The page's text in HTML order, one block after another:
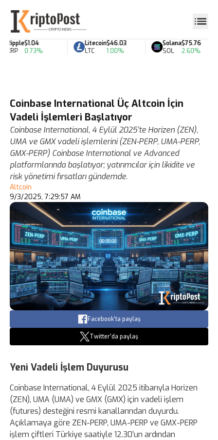
Ripple
XRP
$1.04
0.73%
Litecoin
LTC
$46.03
1.00%
Solana
SOL
$75.76
2.60%
Coinbase International Üç Altcoin İçin
Vadeli İşlemleri Başlatıyor
Coinbase International, 4 Eylül 2025’te Horizen (ZEN),
UMA ve GMX vadeli işlemlerini (ZEN-PERP, UMA-PERP,
GMX-PERP) Coinbase International ve Advanced
platformlarında başlatıyor; yatırımcılar için likidite ve
risk yönetimi fırsatları gündemde.
Altcoin
9/3/2025, 7:29:57 AM
Facebook'ta paylaş
Twitter'da paylaş
Yeni Vadeli İşlem Duyurusu
Coinbase International, 4 Eylül 2025 itibarıyla Horizen
(ZEN), UMA (UMA) ve GMX (GMX) için vadeli işlem
(futures) desteğini resmi kanallarından duyurdu.
Açıklamaya göre ZEN-PERP, UMA-PERP ve GMX-PERP
işlem çiftleri Türkiye saatiyle 12.30’un ardından